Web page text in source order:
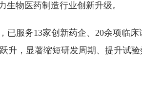
生物医药制造行业创新升级。
已服务13家创新药企、20余项临
升，显著缩短研发周期、提升试